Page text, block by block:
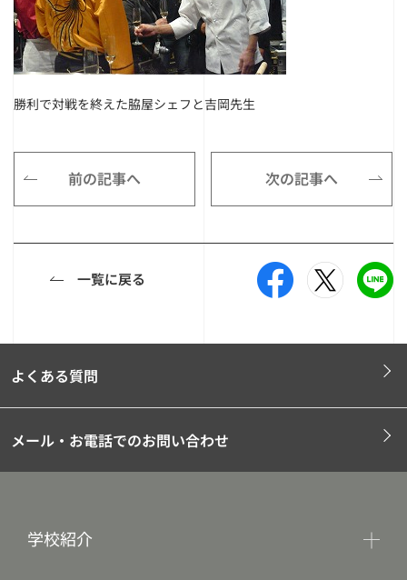
勝利で対戦を終えた脇屋シェフと吉岡先生
前の記事へ 次の記事へ
一覧に戻る
よくある質問
メール・お電話でのお問い合わせ
学校紹介